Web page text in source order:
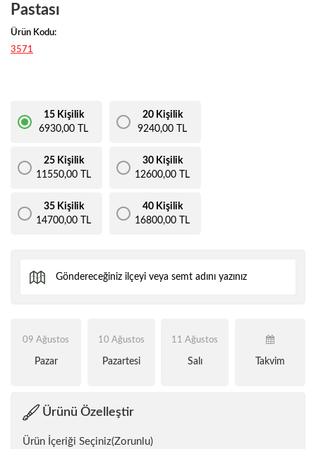
Pastası
Ürün Kodu:
3571
15 Kişilik
6930,00 TL
20 Kişilik
9240,00 TL
25 Kişilik
11550,00 TL
30 Kişilik
12600,00 TL
35 Kişilik
14700,00 TL
40 Kişilik
16800,00 TL
09 Ağustos
Pazar
10 Ağustos
Pazartesi
11 Ağustos
Salı Takvim
Ürünü Özelleştir
Ürün İçeriği Seçiniz(Zorunlu)